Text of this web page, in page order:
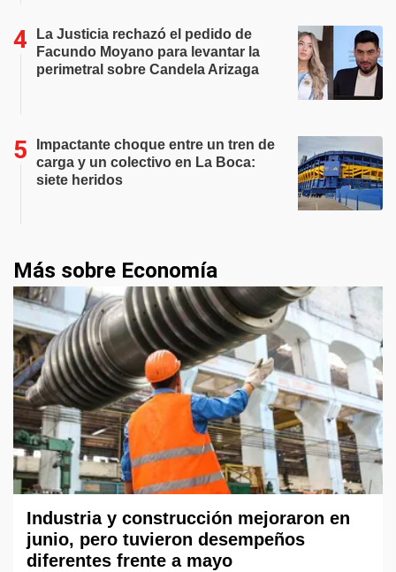
La Justicia rechazó el pedido de
Facundo Moyano para levantar la
perimetral sobre Candela Arizaga
Impactante choque entre un tren de
carga y un colectivo en La Boca:
siete heridos
Más sobre Economía
Industria y construcción mejoraron en
junio, pero tuvieron desempeños
diferentes frente a mayo